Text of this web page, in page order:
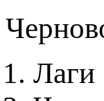
Лаги